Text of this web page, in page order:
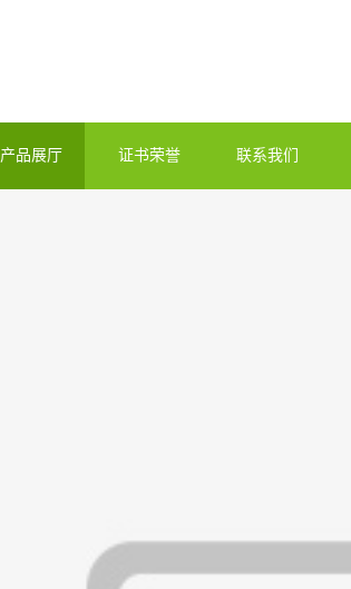
产品展厅 证书荣誉 联系我们